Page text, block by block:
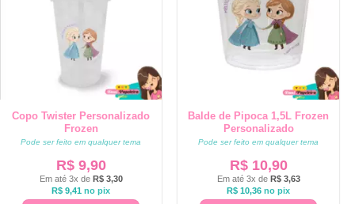
Copo Twister Personalizado
Frozen
Pode ser feito em qualquer tema
R$9,90
Em até 3x de R$3,30
R$ 9,41 no pix
Balde de Pipoca 1,5L Frozen
Personalizado
Pode ser feito em qualquer tema
R$10,90
Em até 3x de R$3,63
R$ 10,36 no pix